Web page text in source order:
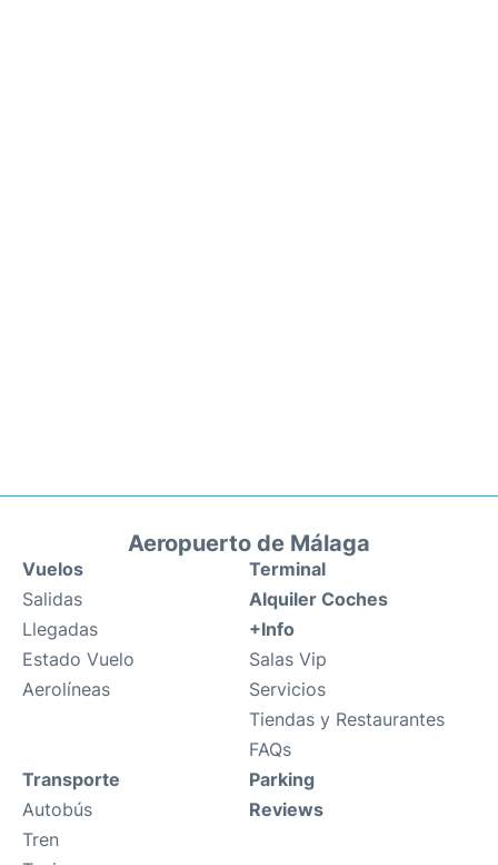
Aeropuerto de Málaga
Vuelos
Salidas
Llegadas
Estado Vuelo
Aerolíneas
Terminal
Alquiler Coches
+Info
Salas Vip
Servicios
Tiendas y Restaurantes
FAQs
Transporte
Autobús
Tren
Parking
Reviews